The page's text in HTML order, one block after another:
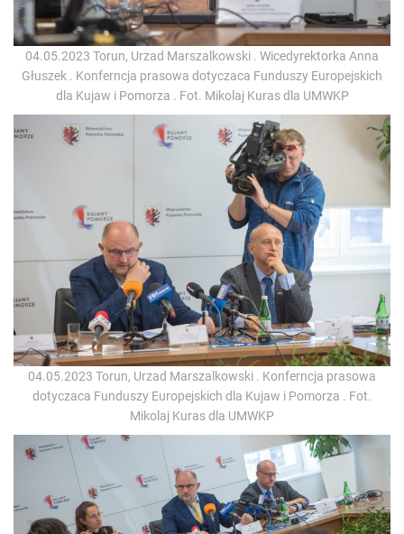
04.05.2023 Torun, Urzad Marszalkowski . Wicedyrektorka Anna
Głuszek . Konferncja prasowa dotyczaca Funduszy Europejskich
dla Kujaw i Pomorza . Fot. Mikolaj Kuras dla UMWKP
04.05.2023 Torun, Urzad Marszalkowski . Konferncja prasowa
dotyczaca Funduszy Europejskich dla Kujaw i Pomorza . Fot.
Mikolaj Kuras dla UMWKP